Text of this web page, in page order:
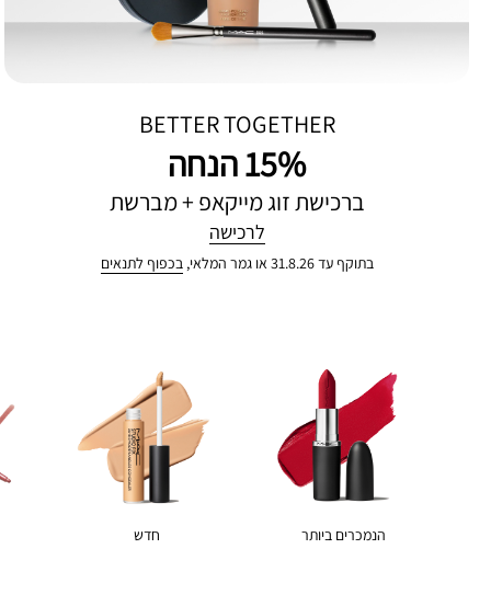
BETTER TOGETHER
15% הנחה
ברכישת זוג מייקאפ + מברשת
לרכישה
בתוקף עד 31.8.26 או גמר המלאי, בכפוף לתנאים
הנמכרים ביותר חדש